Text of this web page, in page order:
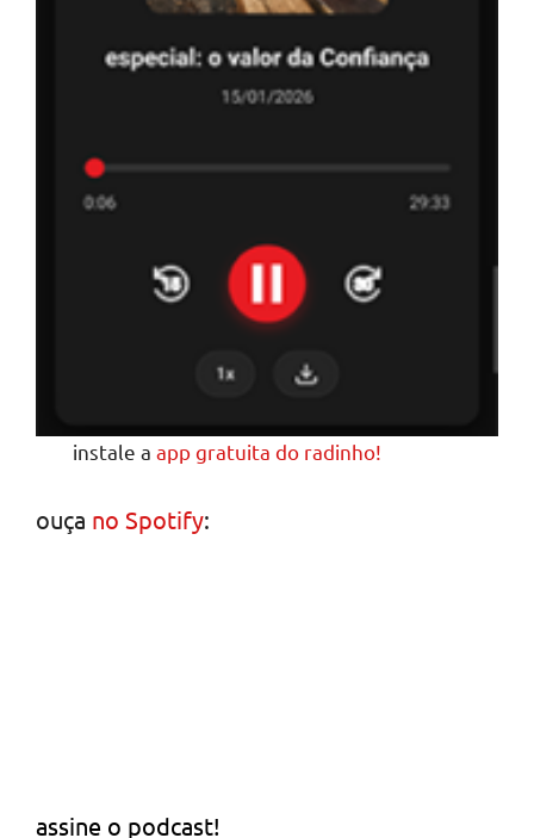
instale aapp gratuita do radinho!
ouça no Spotify:
assine o podcast!